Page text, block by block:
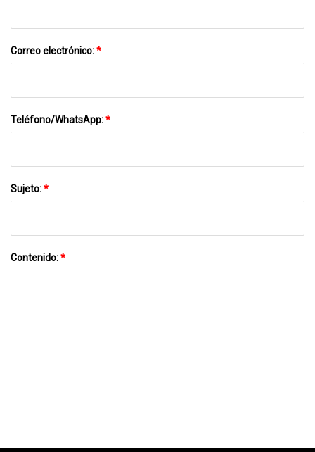
Correo electrónico:*
Teléfono/WhatsApp:*
Sujeto:*
Contenido:*